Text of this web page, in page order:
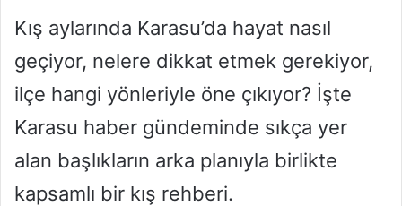
Kış aylarında Karasu’da hayat nasıl
geçiyor, nelere dikkat etmek gerekiyor,
ilçe hangi yönleriyle öne çıkıyor? İşte
Karasu haber gündeminde sıkça yer
alan başlıkların arka planıyla birlikte
kapsamlı bir kış rehberi.